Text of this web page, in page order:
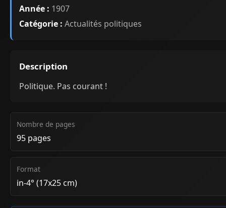
Année : 1907
Catégorie : Actualités politiques
Description
Politique. Pas courant !
Nombre de pages
95 pages
Format
in-4° (17x25 cm)